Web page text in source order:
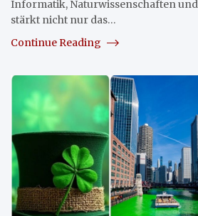
Informatik, Naturwissenschaften
stärkt nicht nur das…
Continue Reading